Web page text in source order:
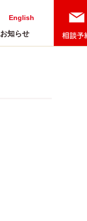
English
お知らせ